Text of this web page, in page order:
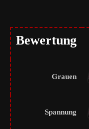
Bewertung
Grauen
Spannung